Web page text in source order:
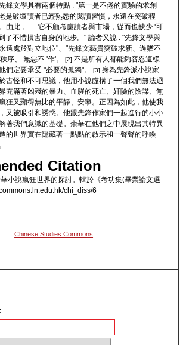
鋒文學具有兩個特點 : "第一是不倦的實驗的求創
是破壞讀者已經熟悉的閱讀習慣，永遠在突破程
由此，......它不顧考慮讀者與市場，從而也缺少 '可
了不惜損害自身的地步。" 論者又說 : "先鋒文學與
遠處於對立地位"、"先鋒文藝貴突破求新、過猶不
序、 無惡不 '作'。
[2] 不是所有人都能夠容忍這樣
們定要承受 "必要的孤獨"。
[3] 身為先鋒派小說家
古怪和不可思議，他用小說虛構了一個我們無法迴
充滿著凶殘的暴力、血腥的死亡、奸險的陰謀、無
狂又顯得無比的平靜、安寧。正因為如此，他使我
又被吸引和誘惑。他跟先鋒作家們一起進行的小小
著我們意識的基礎。余華在他們之中展現出其特異
的世界實在隱藏著一點點的啟示和一聲聲的呼喚
Citation
小說瘋狂世界的探討。輯於《考功集(畢業論文選
chi_diss/6
Chinese Studies Commons